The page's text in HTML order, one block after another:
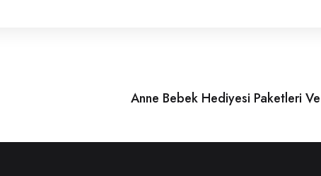
Anne Bebek Hediyesi Paketleri Ve